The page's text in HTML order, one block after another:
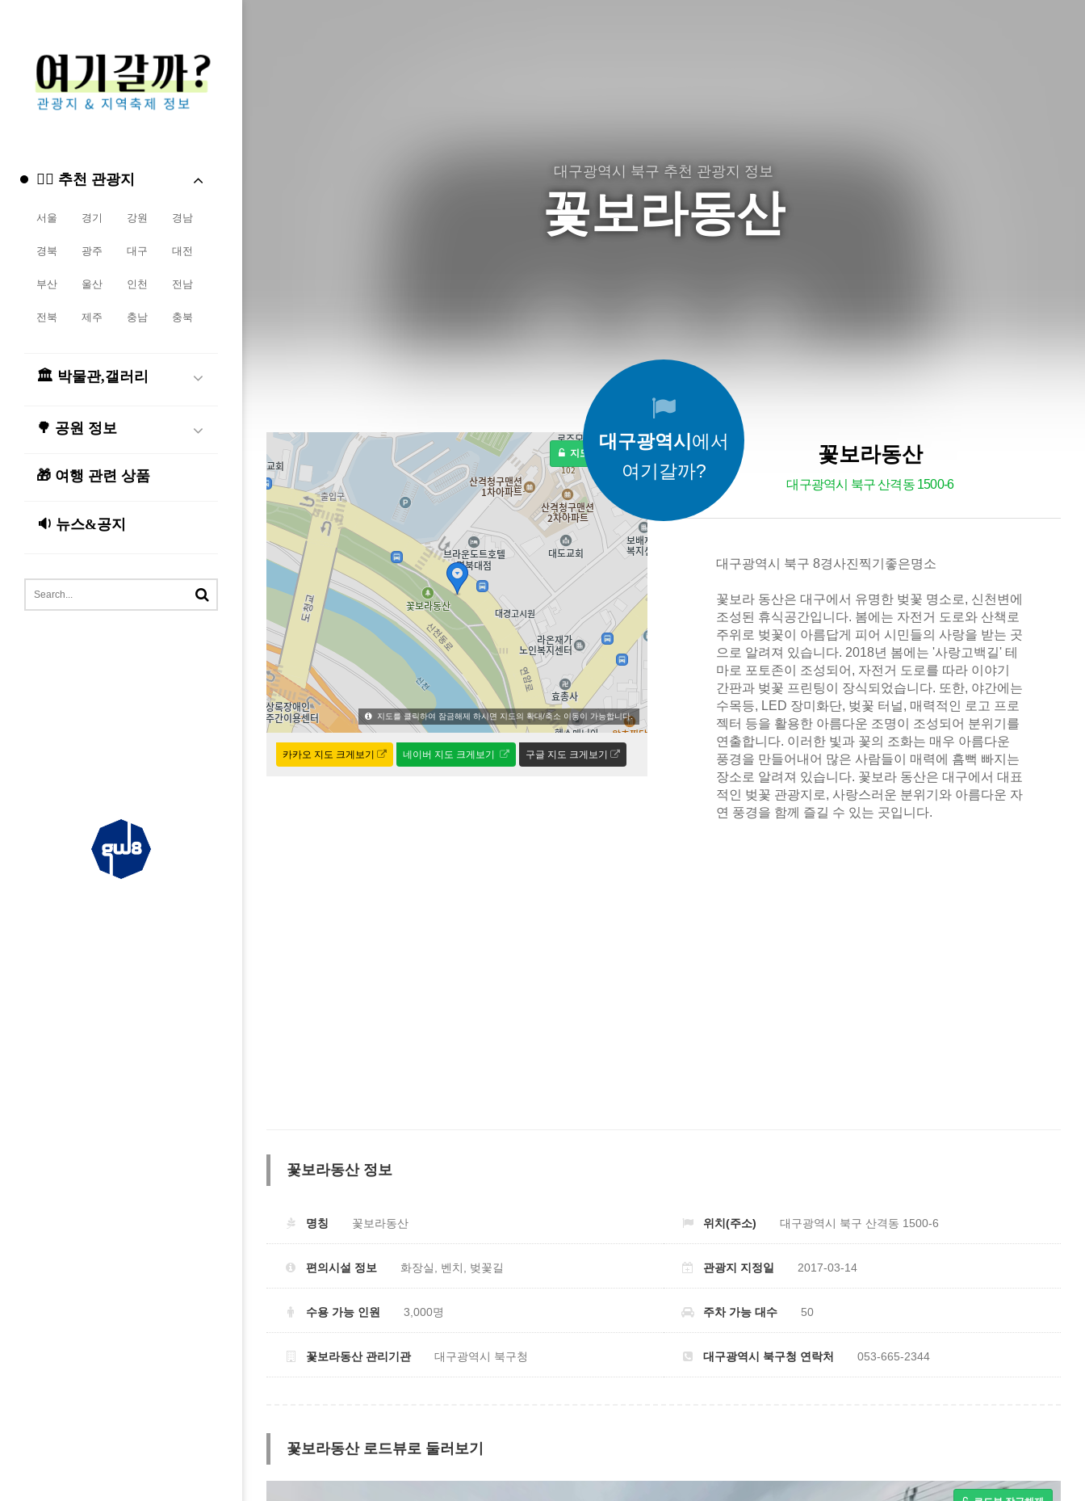
🏳️‍🌈 추천 관광지
서울 경기 강원 경남
경북 광주 대구 대전
부산 울산 인천 전남
전북 제주 충남 충북
🏛️ 박물관,갤러리
🌳 공원 정보
🎁 여행 관련 상품
🔉 뉴스&공지
대구광역시 북구 추천 관광지 정보
꽃보라동산
대구광역시 에서
여기갈까?
꽃보라동산
대구광역시 북구 산격동 1500-6
대구광역시 북구 8경사진찍기좋은명소
꽃보라 동산은 대구에서 유명한 벚꽃 명소로, 신천변에
조성된 휴식공간입니다. 봄에는 자전거 도로와 산책로
주위로 벚꽃이 아름답게 피어 시민들의 사랑을 받는 곳
으로 알려져 있습니다. 2018년 봄에는 '사랑고백길' 테
마로 포토존이 조성되어, 자전거 도로를 따라 이야기
간판과 벚꽃 프린팅이 장식되었습니다. 또한, 야간에는
수목등, LED 장미화단, 벚꽃 터널, 매력적인 로고 프로
젝터 등을 활용한 아름다운 조명이 조성되어 분위기를
연출합니다. 이러한 빛과 꽃의 조화는 매우 아름다운
풍경을 만들어내어 많은 사람들이 매력에 흠뻑 빠지는
장소로 알려져 있습니다. 꽃보라 동산은 대구에서 대표
적인 벚꽃 관광지로, 사랑스러운 분위기와 아름다운 자
연 풍경을 함께 즐길 수 있는 곳입니다.
지도 잠금해제
지도를 클릭하여 잠금해제 하시면 지도의 확대/축소 이동이 가능합니다.
50m
카카오 지도 크게보기 네이버 지도 크게보기 구글 지도 크게보기
꽃보라동산 정보
명칭 꽃보라동산 위치(주소) 대구광역시 북구 산격동 1500-6
편의시설 정보 화장실, 벤치, 벚꽃길 관광지 지정일 2017-03-14
수용 가능 인원 3,000명 주차 가능 대수 50
꽃보라동산 관리기관 대구광역시 북구청 대구광역시 북구청 연락처 053-665-2344
꽃보라동산 로드뷰로 둘러보기